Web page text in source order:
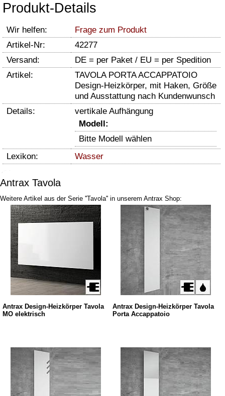
Produkt-Details
Wir helfen:
Frage zum Produkt
Artikel-Nr:
42277
Versand:
DE = per Paket / EU = per Spedition
Artikel:
TAVOLA PORTA ACCAPPATOIO
Design-Heizkörper, mit Haken, Größe
und Ausstattung nach Kundenwunsch
Details:
vertikale Aufhängung
Modell:
Bitte Modell wählen
Lexikon:
Wasser
Antrax Tavola
Weitere Artikel aus der Serie ''Tavola'' in unserem Antrax Shop:
Antrax Design-Heizkörper Tavola
MO elektrisch
Antrax Design-Heizkörper Tavola
Porta Accappatoio